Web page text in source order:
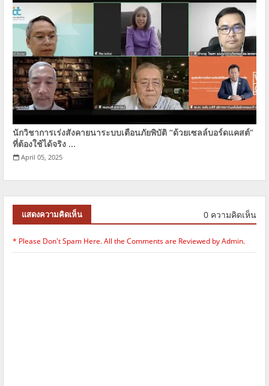
นักวิชาการเร่งสังคายนาระบบเตือนภัยพิบัติ “ด้วยเซลล์บอร์ดแคสต์”
ที่ต้องใช้ได้จริง ...
April 05, 2025
แสดงความคิดเห็น 0 ความคิดเห็น
* Please Don't Spam Here. All the Comments are Reviewed by Admin.